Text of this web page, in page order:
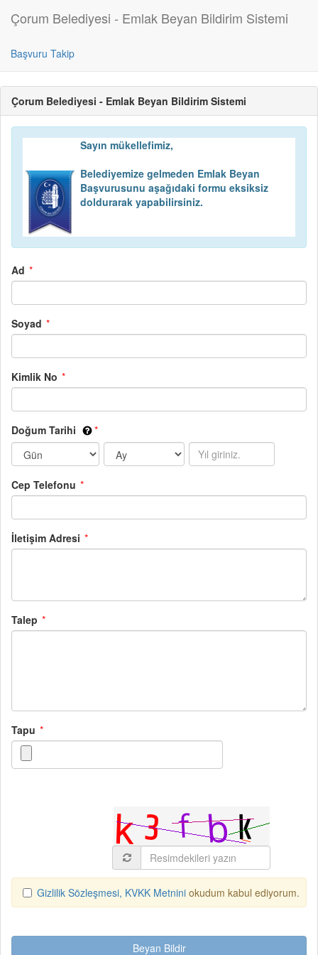
Çorum Belediyesi - Emlak Beyan Bildirim Sistemi
Başvuru Takip
Çorum Belediyesi - Emlak Beyan Bildirim Sistemi
Sayın mükellefimiz,
Belediyemize gelmeden Emlak Beyan
Başvurusunu aşağıdaki formu eksiksiz
doldurarak yapabilirsiniz.
Ad
Soyad
Kimlik No
Doğum Tarihi
Cep Telefonu
İletişim Adresi
Talep
Tapu
Gizlilik Sözleşmesi, KVKK Metnini okudum kabul ediyorum.
Beyan Bildir